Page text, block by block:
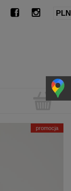
promocja